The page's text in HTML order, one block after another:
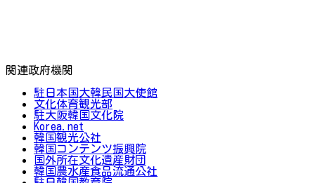
関連政府機関
駐日本国大韓民国大使館
文化体育観光部
駐大阪韓国文化院
Korea.net
韓国観光公社
韓国コンテンツ振興院
国外所在文化遺産財団
韓国農水産食品流通公社